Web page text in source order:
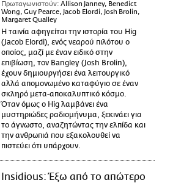
Πρωταγωνιστούν: Allison Janney, Benedict
Wong, Guy Pearce, Jacob Elordi, Josh Brolin,
Margaret Qualley
Η ταινία αφηγείται την ιστορία του Hig
(Jacob Elordi), ενός νεαρού πιλότου ο
οποίος, μαζί με έναν ειδικό στην
επιβίωση, τον Bangley (Josh Brolin),
έχουν δημιουργήσει ένα λειτουργικό
αλλά απομονωμένο καταφύγιο σε έναν
σκληρό μετα-αποκαλυπτικό κόσμο.
Όταν όμως ο Hig λαμβάνει ένα
μυστηριώδες ραδιομήνυμα, ξεκινάει για
το άγνωστο, αναζητώντας την ελπίδα και
την ανθρωπιά που εξακολουθεί να
πιστεύει ότι υπάρχουν.
Insidious: Έξω από το απώτερο